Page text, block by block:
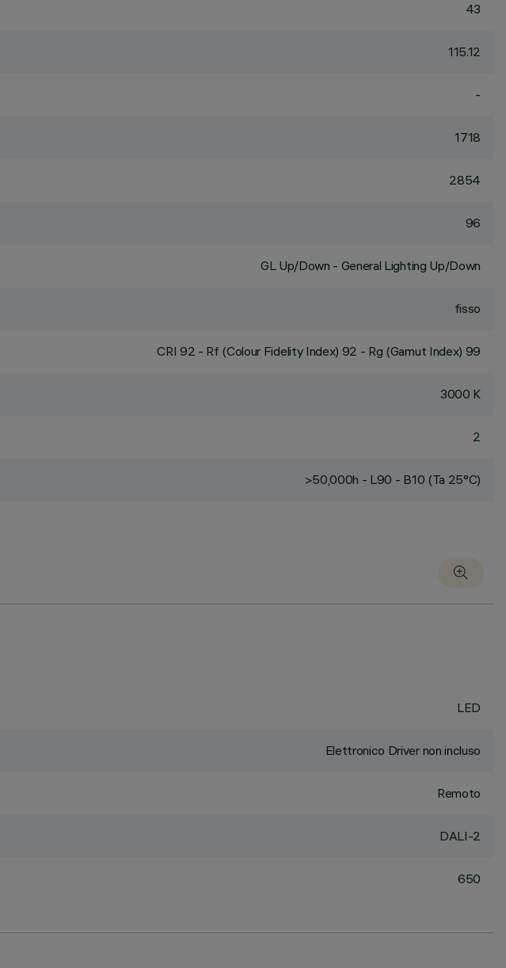
43
115.12
-
1718
2854
96
GL Up/Down - General Lighting Up/Down
fisso
CRI 92 - Rf (Colour Fidelity Index) 92 - Rg (Gamut Index) 99
3000 K
2
>50,000h - L90 - B10 (Ta 25°C)
LED
Elettronico Driver non incluso
Remoto
DALI-2
650